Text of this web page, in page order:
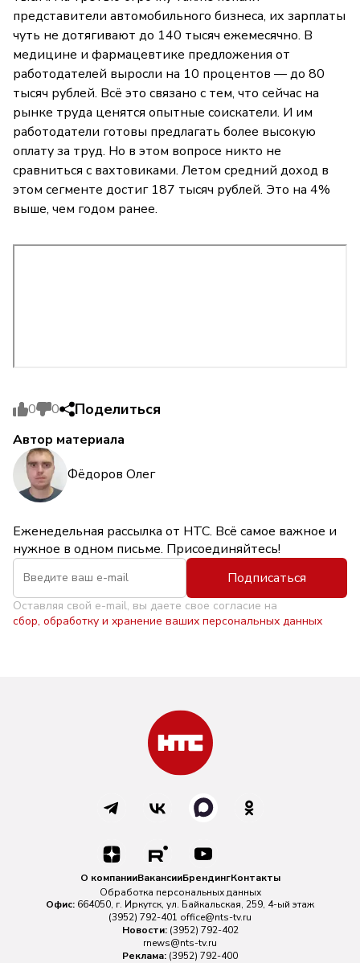
представители автомобильного бизнеса, их зарплаты
чуть не дотягивают до 140 тысяч ежемесячно. В
медицине и фармацевтике предложения от
работодателей выросли на 10 процентов — до 80
тысяч рублей. Всё это связано с тем, что сейчас на
рынке труда ценятся опытные соискатели. И им
работодатели готовы предлагать более высокую
оплату за труд. Но в этом вопросе никто не
сравниться с вахтовиками. Летом средний доход в
этом сегменте достиг 187 тысяч рублей. Это на 4%
выше, чем годом ранее.
0 0 Поделиться
Автор материала
Фёдоров Олег
Еженедельная рассылка от НТС. Всё самое важное и
нужное в одном письме. Присоединяйтесь!
Подписаться
Оставляя свой e-mail, вы даете свое согласие на
сбор, обработку и хранение ваших персональных данных
О компанииВакансииБрендингКонтакты
Обработка персональных данных
Офис: 664050, г. Иркутск, ул. Байкальская, 259, 4-ый этаж
(3952) 792-401 office@nts-tv.ru
Новости: (3952) 792-402
rnews@nts-tv.ru
Реклама: (3952) 792-400